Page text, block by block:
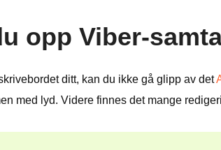
opp Viber-
ditt, kan du ikke gå glipp av det
med lyd. Videre finnes det mange